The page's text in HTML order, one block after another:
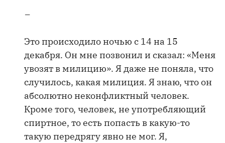
–
Это происходило ночью с 14 на 15
декабря. Он мне позвонил и сказал: «Меня
увозят в милицию». Я даже не поняла, что
случилось, какая милиция. Я знаю, что он
абсолютно неконфликтный человек.
Кроме того, человек, не употребляющий
спиртное, то есть попасть в какую-то
такую передрягу явно не мог. Я,